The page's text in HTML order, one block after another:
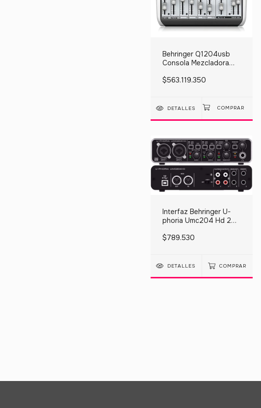
Behringer Q1204usb
Consola Mezcladora
$563.119.350
DETALLES
Interfaz Behringer U-
phoria Umc204 Hd 24
$789.530
DETALLES COMPRAR